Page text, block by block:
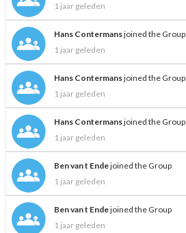
1 jaar geleden
Hans Contermansjoined the Group
1 jaar geleden
Hans Contermansjoined the Group
1 jaar geleden
Hans Contermansjoined the Group
1 jaar geleden
Ben van t Endejoined the Group
1 jaar geleden
Ben van t Endejoined the Group
1 jaar geleden